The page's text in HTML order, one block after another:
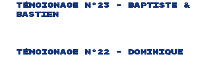
Témoignage N°23 – Baptiste &
Bastien
Témoignage N°22 – Dominique